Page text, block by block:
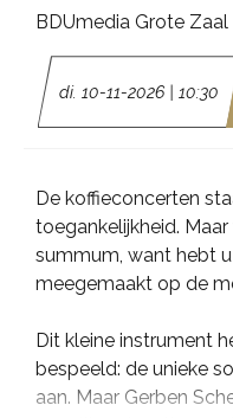
De koffieconcerten
toegankelijkheid.
summum, want hebt
meegemaakt op de
Dit kleine instrument
bespeeld: de unieke
aan. Maar Gerben
di. 10-11-2026 | 10:30
BDUmedia Grote Zaal